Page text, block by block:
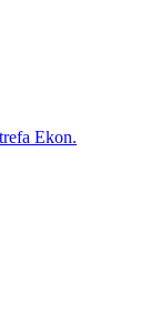
Ekon.